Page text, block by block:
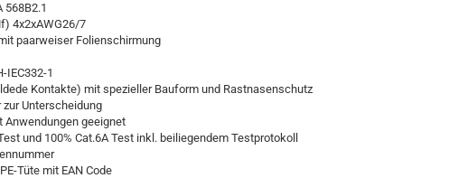
568B2.1
4x2xAWG26/7
paarweiser Folienschirmung
IEC332-1
Kontakte) mit spezieller Bauform und Rastnasenschutz
Unterscheidung
Anwendungen geeignet
und 100% Cat.6A Test inkl. beiliegendem Testprotokoll
Tüte mit EAN Code